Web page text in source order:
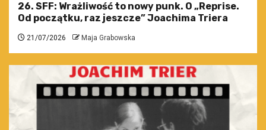
26. SFF: Wrażliwość to nowy punk. O „Reprise.
Od początku, raz jeszcze” Joachima Triera
21/07/2026 Maja Grabowska